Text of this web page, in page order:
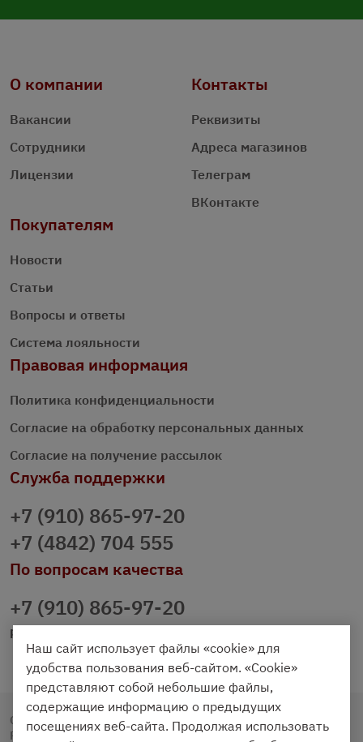
О компании
Вакансии
Сотрудники
Лицензии
Контакты
Реквизиты
Адреса магазинов
Телеграм
ВКонтакте
Покупателям
Новости
Статьи
Вопросы и ответы
Система лояльности
Правовая информация
Политика конфиденциальности
Согласие на обработку персональных данных
Согласие на получение рассылок
Служба поддержки
+7 (910) 865-97-20
+7 (4842) 704 555
По вопросам качества
+7 (910) 865-97-20
prazdnichniy40@palmi.ru
Copyright © 2020 - 2026. Праздничный Стол.
Разработка и продвижение - Vegas Studio
Наш сайт использует файлы «cookie» для
удобства пользования веб-сайтом. «Cookie»
представляют собой небольшие файлы,
содержащие информацию о предыдущих
посещениях веб-сайта. Продолжая использовать